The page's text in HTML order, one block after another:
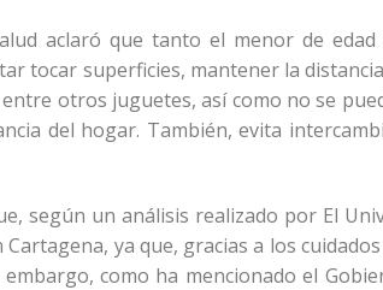
aclaró que tanto el menor de
tocar superficies, mantener la
otros juguetes, así como no se
del hogar. También, evita
según un análisis realizado por El
ya que, gracias a los
como ha mencionado el